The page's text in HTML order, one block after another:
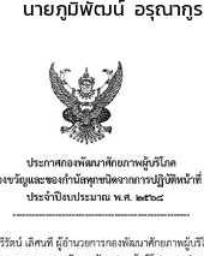
      นายภูมิพัฒน์  อรุณากูร